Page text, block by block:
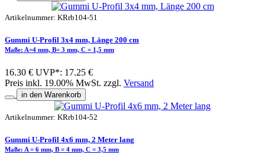
Artikelnummer: KRrb104-51
Gummi U-Profil 3x4 mm, Länge 200 cm
Maße: A=4 mm, B= 3 mm, C = 1,5 mm
16.30 € UVP*: 17.25 €
Preis inkl. 19.00% MwSt. zzgl. Versand
in den Warenkorb
Artikelnummer: KRrb104-52
Gummi U-Profil 4x6 mm, 2 Meter lang
Maße: A = 6 mm, B = 4 mm, C = 3,5 mm